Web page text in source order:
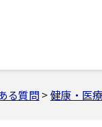
る質問>健康・医